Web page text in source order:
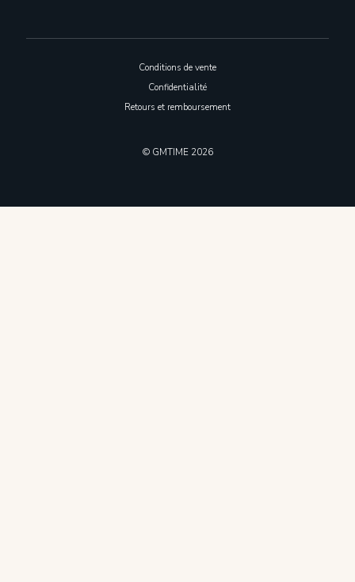
Conditions de vente
Confidentialité
Retours et remboursement
© GMTIME 2026